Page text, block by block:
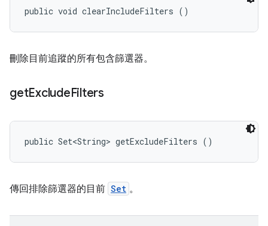
public void clearIncludeFilters ()
刪除目前追蹤的所有包含篩選器。
getExcludeFilters
public Set<String> getExcludeFilters ()
傳回排除篩選器的目前 Set 。